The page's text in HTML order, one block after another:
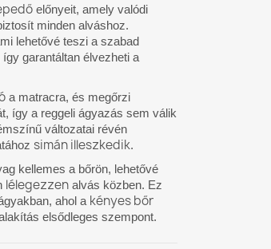
előnyeit, amely valódi
minden alváshoz.
lehetővé teszi a szabad
garantáltan élvezheti a
a matracra, és megőrzi
így a reggeli ágyazás sem válik
változatai révén
simán illeszkedik.
kellemes a bőrön, lehetővé
lélegezzen alvás közben. Ez
ahol a kényes bőr
elsődleges szempont.